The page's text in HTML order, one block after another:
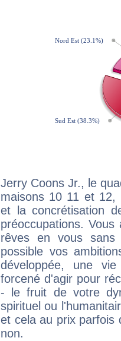
Jerry Coons Jr., le
maisons 10 11 et 12,
et la concrétisation
préoccupations.
rêves en vous sans
possible vos
développée, une
forcené d'agir pour
- le fruit de votre
spirituel ou
et cela au prix parfois
non.